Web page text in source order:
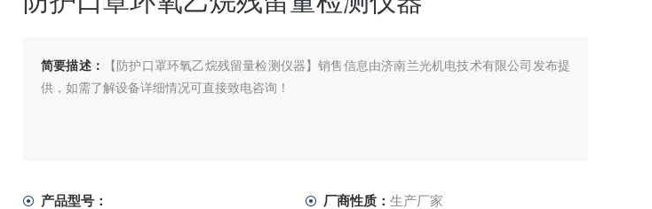
简要描述：
【防护口罩环氧乙烷残留量检测仪器】销售信息由济南兰光机电技术有限公司发布提
供，如需了解设备详细情况可直接致电咨询！
产品型号： 厂商性质： 生产厂家